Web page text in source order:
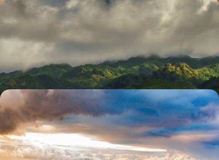
Australes, Tuamotu, Marquises - Grand bain de
culture polynésienne
S'affranchir des foules et opter pour une Polynésie plus culturelle, au fil
de trois archipels
17 jours, de 5000 à 7300 €
Croisière à bord de l’Aranui 5 - Des Marquises à
Bora Bora, la Polynésie autrement
Caboter d'île en île à bord d’un mythique cargo mixte pour une
approche authentique de la Polynésie
17 jours, de 6200 à 8700 €